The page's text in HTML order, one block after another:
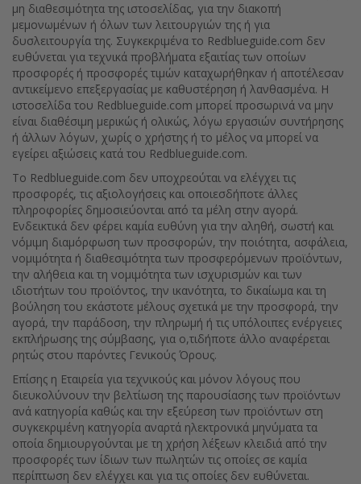
μη διαθεσιμότητα της ιστοσελίδας, για την διακοπή
μεμονωμένων ή όλων των λειτουργιών της ή για
δυσλειτουργία της. Συγκεκριμένα το Redblueguide.com δεν
ευθύνεται για τεχνικά προβλήματα εξαιτίας των οποίων
προσφορές ή προσφορές τιμών καταχωρήθηκαν ή αποτέλεσαν
αντικείμενο επεξεργασίας με καθυστέρηση ή λανθασμένα. Η
ιστοσελίδα του Redblueguide.com μπορεί προσωρινά να μην
είναι διαθέσιμη μερικώς ή ολικώς, λόγω εργασιών συντήρησης
ή άλλων λόγων, χωρίς ο χρήστης ή το μέλος να μπορεί να
εγείρει αξιώσεις κατά του Redblueguide.com.
Το Redblueguide.com δεν υποχρεούται να ελέγχει τις
προσφορές, τις αξιολογήσεις και οποιεσδήποτε άλλες
πληροφορίες δημοσιεύονται από τα μέλη στην αγορά.
Ενδεικτικά δεν φέρει καμία ευθύνη για την αληθή, σωστή και
νόμιμη διαμόρφωση των προσφορών, την ποιότητα, ασφάλεια,
νομιμότητα ή διαθεσιμότητα των προσφερόμενων προϊόντων,
την αλήθεια και τη νομιμότητα των ισχυρισμών και των
ιδιοτήτων του προϊόντος, την ικανότητα, το δικαίωμα και τη
βούληση του εκάστοτε μέλους σχετικά με την προσφορά, την
αγορά, την παράδοση, την πληρωμή ή τις υπόλοιπες ενέργειες
εκπλήρωσης της σύμβασης, για ο,τιδήποτε άλλο αναφέρεται
ρητώς στου παρόντες Γενικούς Όρους.
Επίσης η Εταιρεία για τεχνικούς και μόνον λόγους που
διευκολύνουν την βελτίωση της παρουσίασης των προϊόντων
ανά κατηγορία καθώς και την εξεύρεση των προϊόντων στη
συγκεκριμένη κατηγορία αναρτά ηλεκτρονικά μηνύματα τα
οποία δημιουργούνται με τη χρήση λέξεων κλειδιά από την
προσφορές των ίδιων των πωλητών τις οποίες σε καμία
περίπτωση δεν ελέγχει και για τις οποίες δεν ευθύνεται.